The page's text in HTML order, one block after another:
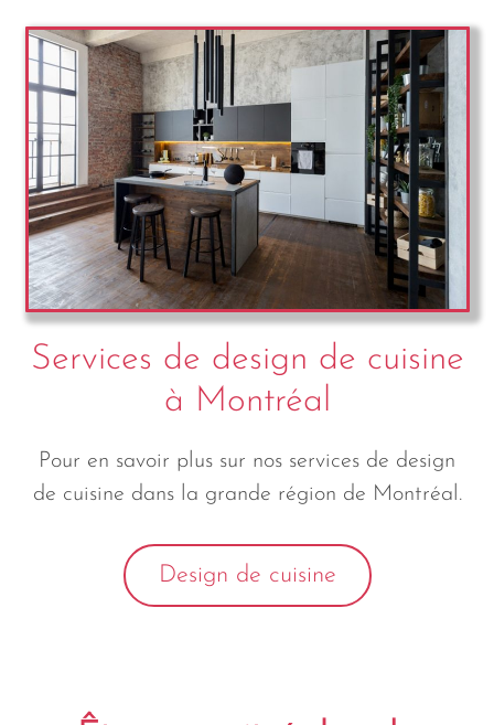
Services de design de cuisine
à Montréal
Pour en savoir plus sur nos services de design
de cuisine dans la grande région de Montréal.
Design de cuisine